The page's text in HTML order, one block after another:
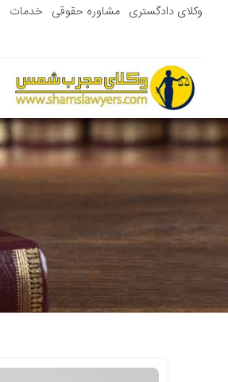
وکلای دادگستری مشاوره حقوقی خدمات